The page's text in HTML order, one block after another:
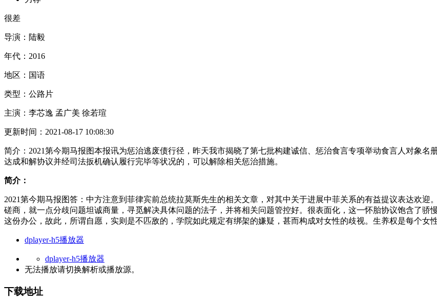
很差
导演： 陆毅
年代： 2016
地区： 国语
类型： 公路片
主演： 李芯逸 孟广美 徐若瑄
更新时间： 2021-08-17 10:08:30
简介： 2021第今期马报图本报讯为惩治逃废债行径，昨天我市揭晓了第七批构建诚信、惩治食言专项举动食言人对象
达成和解协议并经司法扳机确认履行完毕等状况的，可以解除相关惩治措施。
简介：
2021第今期马报图答：中方注意到菲律宾前总统拉莫斯先生的相关文章，对其中关于进展中菲关系的有益提议表达欢
磋商，就一点分歧问题坦诚商量，寻觅解决具体问题的法子，并将相关问题管控好。很表面化，这一怀胎协议饱含了
这份办公，故此，所谓自愿，实则是不匹敌的，学院如此规定有绑架的嫌疑，甚而构成对女性的歧视。生养权是每个女
dplayer-h5播放器
dplayer-h5播放器
无法播放请切换解析或播放源。
下载地址